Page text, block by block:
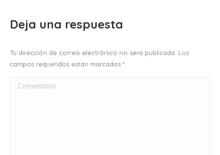
Deja una respuesta
Tu dirección de correo electrónico no será publicada. Los
campos requeridos están marcados *
Comentario